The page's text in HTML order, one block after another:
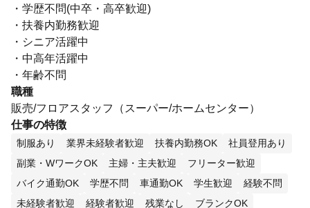
・学歴不問(中卒・高卒歓迎)
・扶養内勤務歓迎
・シニア活躍中
・中高年活躍中
・年齢不問
職種
販売/フロアスタッフ（スーパー/ホームセンター）
仕事の特徴
制服あり 業界未経験者歓迎 扶養内勤務OK
社員登用あり
副業・WワークOK
主婦・主夫歓迎
フリーター歓迎
バイク通勤OK
学歴不問 車通勤OK 学生歓迎
経験不問
未経験者歓迎
経験者歓迎 残業なし ブランクOK